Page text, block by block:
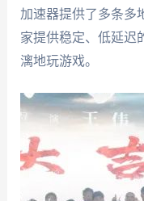
加速器提供了多条多
家提供稳定、低延迟
漓地玩游戏。